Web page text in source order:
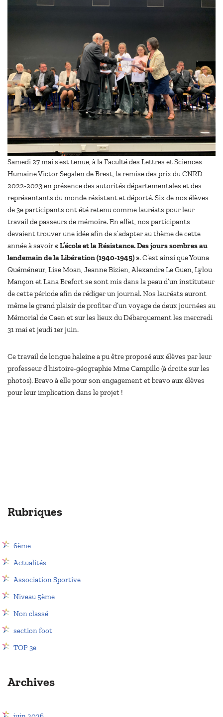
Samedi 27 mai s’est tenue, à la Faculté des Lettres et Sciences
Humaine Victor Segalen de Brest, la remise des prix du CNRD
2022-2023 en présence des autorités départementales et des
représentants du monde résistant et déporté. Six de nos élèves
de 3e participants ont été retenu comme lauréats pour leur
travail de passeurs de mémoire. En effet, nos participants
devaient trouver une idée afin de s’adapter au thème de cette
année à savoir« L’école et la Résistance. Des jours sombres au
lendemain de la Libération (1940-1945) ». C’est ainsi que Youna
Quéméneur, Lise Moan, Jeanne Bizien, Alexandre Le Guen, Lylou
Mançon et Lana Brefort se sont mis dans la peau d’un instituteur
de cette période afin de rédiger un journal. Nos lauréats auront
même le grand plaisir de profiter d’un voyage de deux journées au
Mémorial de Caen et sur les lieux du Débarquement les mercredi
31 mai et jeudi 1er juin.
Ce travail de longue haleine a pu être proposé aux élèves par leur
professeur d’histoire-géographie Mme Campillo (à droite sur les
photos). Bravo à elle pour son engagement et bravo aux élèves
pour leur implication dans le projet !
Rubriques
6ème
Actualités
Association Sportive
Niveau 5ème
Non classé
section foot
TOP 3e
Archives